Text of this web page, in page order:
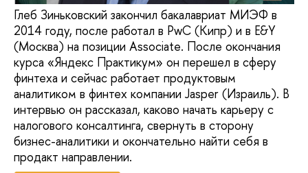
Глеб Зиньковский закончил бакалавриат МИЭФ в
2014 году, после работал в PwC (Кипр) и в E&Y
(Москва) на позиции Associate. После окончания
курса «Яндекс Практикум» он перешел в сферу
финтеха и сейчас работает продуктовым
аналитиком в финтех компании Jasper (Израиль). В
интервью он рассказал, каково начать карьеру с
налогового консалтинга, свернуть в сторону
бизнес-аналитики и окончательно найти себя в
продакт направлении.